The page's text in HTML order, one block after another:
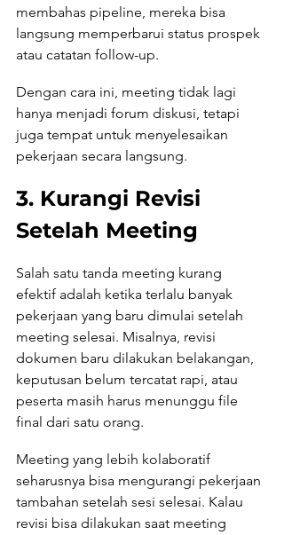
membahas pipeline, mereka bisa
langsung memperbarui status prospek
atau catatan follow-up.
Dengan cara ini, meeting tidak lagi
hanya menjadi forum diskusi, tetapi
juga tempat untuk menyelesaikan
pekerjaan secara langsung.
3. Kurangi Revisi
Setelah Meeting
Salah satu tanda meeting kurang
efektif adalah ketika terlalu banyak
pekerjaan yang baru dimulai setelah
meeting selesai. Misalnya, revisi
dokumen baru dilakukan belakangan,
keputusan belum tercatat rapi, atau
peserta masih harus menunggu file
final dari satu orang.
Meeting yang lebih kolaboratif
seharusnya bisa mengurangi pekerjaan
tambahan setelah sesi selesai. Kalau
revisi bisa dilakukan saat meeting